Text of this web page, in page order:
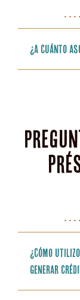
¿A cuánto
¿Cómo
generar